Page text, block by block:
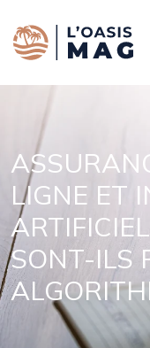
LIGNE ET
SONT-ILS